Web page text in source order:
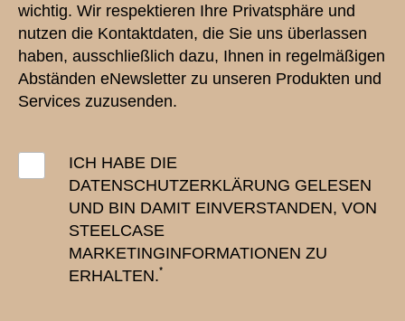
wichtig. Wir respektieren Ihre Privatsphäre und
nutzen die Kontaktdaten, die Sie uns überlassen
haben, ausschließlich dazu, Ihnen in regelmäßigen
Abständen eNewsletter zu unseren Produkten und
Services zuzusenden.
ICH HABE DIE
DATENSCHUTZERKLÄRUNG GELESEN
UND BIN DAMIT EINVERSTANDEN, VON
STEELCASE
MARKETINGINFORMATIONEN ZU
ERHALTEN.*